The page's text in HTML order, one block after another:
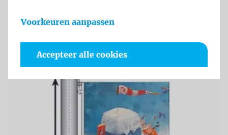
Voorkeuren aanpassen
Accepteer alle cookies